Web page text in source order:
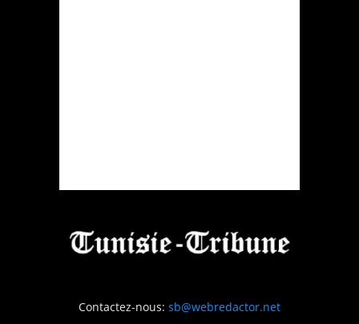
Contactez-nous: sb@webredactor.net